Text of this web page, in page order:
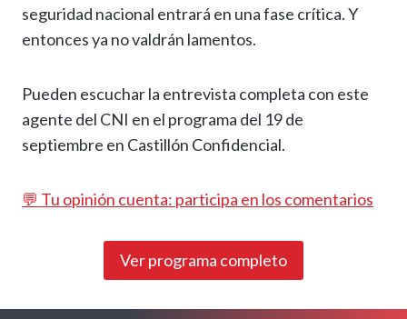
seguridad nacional entrará en una fase crítica. Y
entonces ya no valdrán lamentos.
Pueden escuchar la entrevista completa con este
agente del CNI en el programa del 19 de
septiembre en Castillón Confidencial.
💬 Tu opinión cuenta: participa en los comentarios
Ver programa completo